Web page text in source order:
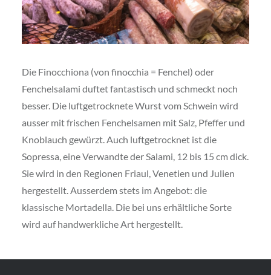
Die Finocchiona (von finocchia = Fenchel) oder
Fenchelsalami duftet fantastisch und schmeckt noch
besser. Die luftgetrocknete Wurst vom Schwein wird
ausser mit frischen Fenchelsamen mit Salz, Pfeffer und
Knoblauch gewürzt. Auch luftgetrocknet ist die
Sopressa, eine Verwandte der Salami, 12 bis 15 cm dick.
Sie wird in den Regionen Friaul, Venetien und Julien
hergestellt. Ausserdem stets im Angebot: die
klassische Mortadella. Die bei uns erhältliche Sorte
wird auf handwerkliche Art hergestellt.